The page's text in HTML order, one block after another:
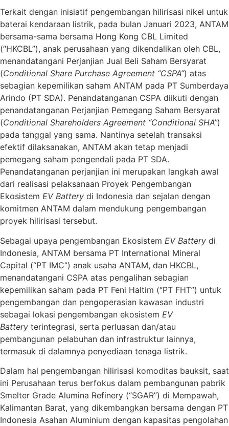
Terkait dengan inisiatif pengembangan hilirisasi nikel untuk
baterai kendaraan listrik, pada bulan Januari 2023, ANTAM
bersama-sama bersama Hong Kong CBL Limited
(“HKCBL”), anak perusahaan yang dikendalikan oleh CBL,
menandatangani Perjanjian Jual Beli Saham Bersyarat
(Conditional Share Purchase Agreement “CSPA”) atas
sebagian kepemilikan saham ANTAM pada PT Sumberdaya
Arindo (PT SDA). Penandatanganan CSPA diikuti dengan
penandatanganan Perjanjian Pemegang Saham Bersyarat
(Conditional Shareholders Agreement “Conditional SHA”)
pada tanggal yang sama. Nantinya setelah transaksi
efektif dilaksanakan, ANTAM akan tetap menjadi
pemegang saham pengendali pada PT SDA.
Penandatanganan perjanjian ini merupakan langkah awal
dari realisasi pelaksanaan Proyek Pengembangan
Ekosistem EV Battery di Indonesia dan sejalan dengan
komitmen ANTAM dalam mendukung pengembangan
proyek hilirisasi tersebut.
Sebagai upaya pengembangan Ekosistem EV Battery di
Indonesia, ANTAM bersama PT International Mineral
Capital (“PT IMC”) anak usaha ANTAM, dan HKCBL,
menandatangani CSPA atas pengalihan sebagian
kepemilikan saham pada PT Feni Haltim (“PT FHT”) untuk
pengembangan dan pengoperasian kawasan industri
sebagai lokasi pengembangan ekosistem EV
Battery terintegrasi, serta perluasan dan/atau
pembangunan pelabuhan dan infrastruktur lainnya,
termasuk di dalamnya penyediaan tenaga listrik.
Dalam hal pengembangan hilirisasi komoditas bauksit, saat
ini Perusahaan terus berfokus dalam pembangunan pabrik
Smelter Grade Alumina Refinery (“SGAR”) di Mempawah,
Kalimantan Barat, yang dikembangkan bersama dengan PT
Indonesia Asahan Aluminium dengan kapasitas pengolahan